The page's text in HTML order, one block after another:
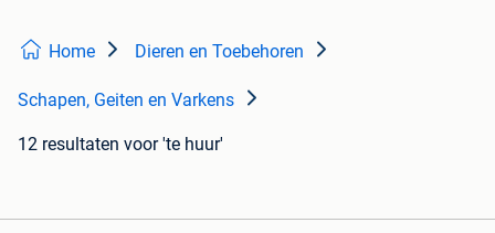
Home Dieren en Toebehoren
Schapen, Geiten en Varkens
12 resultaten voor 'te huur'